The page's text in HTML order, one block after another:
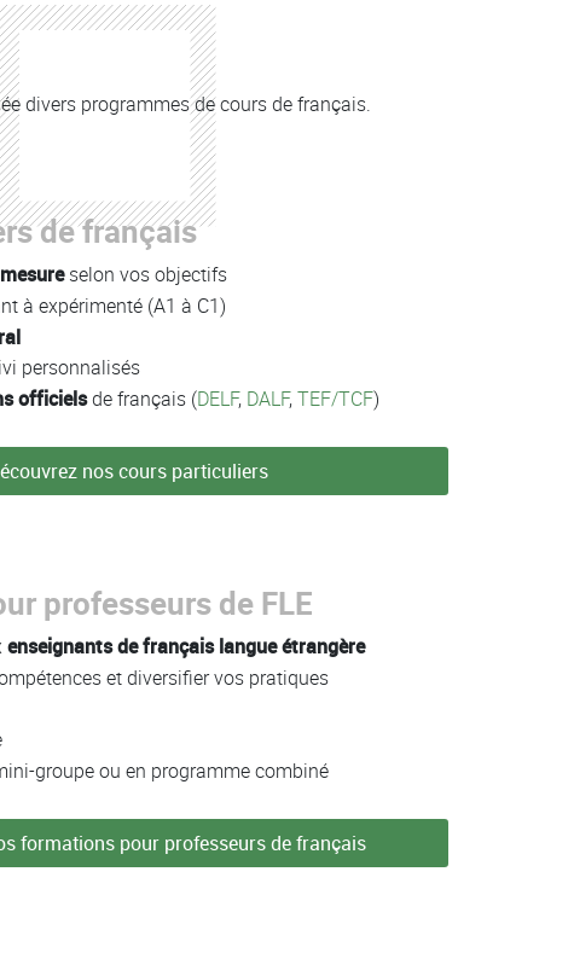
divers programmes de cours de français.
de français
selon vos objectifs
à expérimenté (A1 à C1)
personnalisés
officielsde français (DELF, DALF,TEF/TCF)
nos cours particuliers
professeurs de FLE
enseignants de français langue étrangère
et diversifier vos pratiques
groupe ou en programme combiné
formations pour professeurs de français